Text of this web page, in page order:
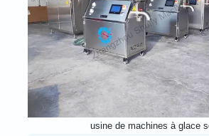
usine de machines à glace